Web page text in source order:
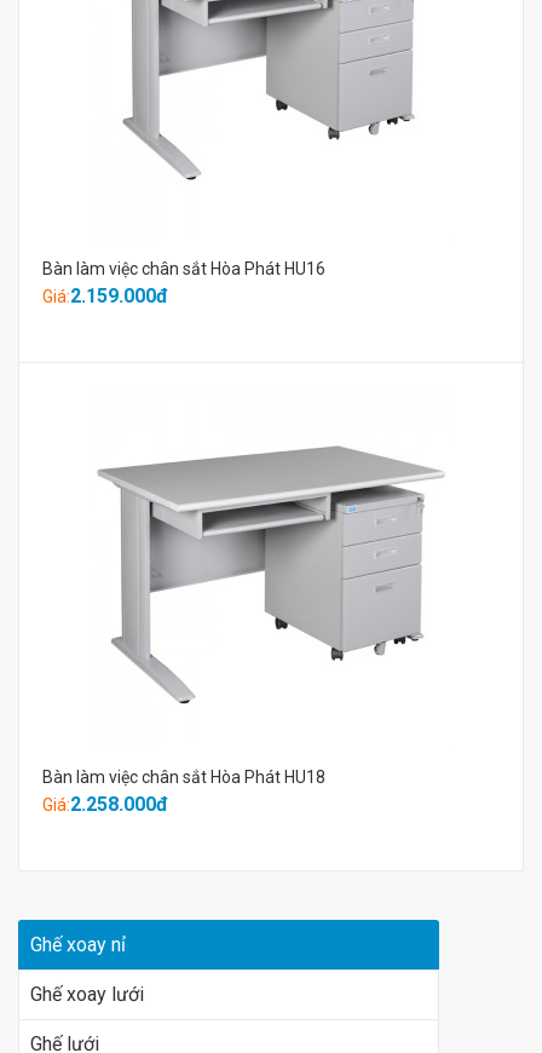
Bàn làm việc chân sắt Hòa Phát HU16
Giá:2.159.000đ
Bàn làm việc chân sắt Hòa Phát HU18
Giá:2.258.000đ
Ghế xoay nỉ
Ghế xoay lưới
Ghế lưới